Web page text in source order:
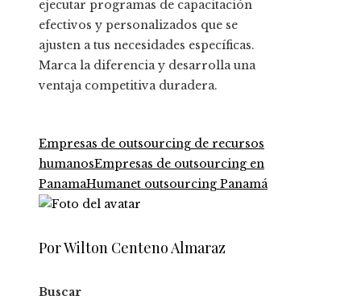
ejecutar programas de capacitación
efectivos y personalizados que se
ajusten a tus necesidades específicas.
Marca la diferencia y desarrolla una
ventaja competitiva duradera.
Empresas de outsourcing de recursos
humanosEmpresas de outsourcing en
PanamaHumanet outsourcing Panamá
Por Wilton Centeno Almaraz
Buscar